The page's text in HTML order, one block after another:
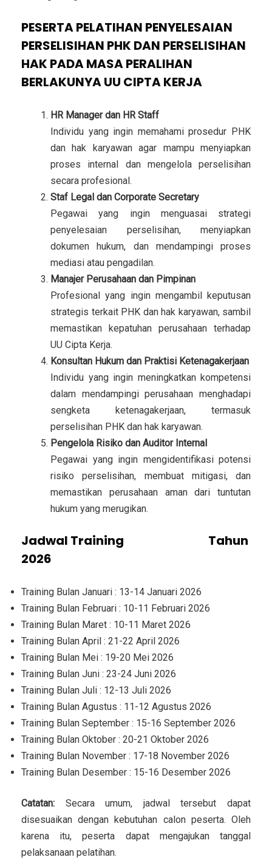
PESERTA PELATIHAN PENYELESAIAN
PERSELISIHAN PHK DAN PERSELISIHAN
HAK PADA MASA PERALIHAN
BERLAKUNYA UU CIPTA KERJA
HR Manager dan HR Staff
Individu yang ingin memahami prosedur PHK
dan hak karyawan agar mampu menyiapkan
proses internal dan mengelola perselisihan
secara profesional.
Staf Legal dan Corporate Secretary
Pegawai yang ingin menguasai strategi
penyelesaian perselisihan, menyiapkan
dokumen hukum, dan mendampingi proses
mediasi atau pengadilan.
Manajer Perusahaan dan Pimpinan
Profesional yang ingin mengambil keputusan
strategis terkait PHK dan hak karyawan, sambil
memastikan kepatuhan perusahaan terhadap
UU Cipta Kerja.
Konsultan Hukum dan Praktisi Ketenagakerjaan
Individu yang ingin meningkatkan kompetensi
dalam mendampingi perusahaan menghadapi
sengketa ketenagakerjaan, termasuk
perselisihan PHK dan hak karyawan.
Pengelola Risiko dan Auditor Internal
Pegawai yang ingin mengidentifikasi potensi
risiko perselisihan, membuat mitigasi, dan
memastikan perusahaan aman dari tuntutan
hukum yang merugikan.
Jadwal Training
Tahun
2026
Training Bulan Januari : 13-14 Januari 2026
Training Bulan Februari : 10-11 Februari 2026
Training Bulan Maret : 10-11 Maret 2026
Training Bulan April : 21-22 April 2026
Training Bulan Mei : 19-20 Mei 2026
Training Bulan Juni : 23-24 Juni 2026
Training Bulan Juli : 12-13 Juli 2026
Training Bulan Agustus : 11-12 Agustus 2026
Training Bulan September : 15-16 September 2026
Training Bulan Oktober : 20-21 Oktober 2026
Training Bulan November : 17-18 November 2026
Training Bulan Desember : 15-16 Desember 2026
Catatan: Secara umum, jadwal tersebut dapat
disesuaikan dengan kebutuhan calon peserta. Oleh
karena itu, peserta dapat mengajukan tanggal
pelaksanaan pelatihan.